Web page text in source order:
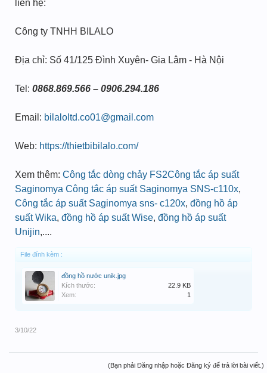
liên hệ:
Công ty TNHH BILALO
Địa chỉ: Số 41/125 Đình Xuyên- Gia Lâm - Hà Nội
Tel: 0868.869.566 – 0906.294.186
Email: bilaloltd.co01@gmail.com
Web: https://thietbibilalo.com/
Xem thêm: Công tắc dòng chảy FS2Công tắc áp suất
Saginomya Công tắc áp suất Saginomya SNS-c110x,
Công tắc áp suất Saginomya sns- c120x, đồng hồ áp
suất Wika, đồng hồ áp suất Wise, đồng hồ áp suất
Unijin,....
File đính kèm :
đồng hồ nước unik.jpg
Kích thước:
22.9 KB
Xem:
1
3/10/22
(Bạn phải Đăng nhập hoặc Đăng ký để trả lời bài viết.)